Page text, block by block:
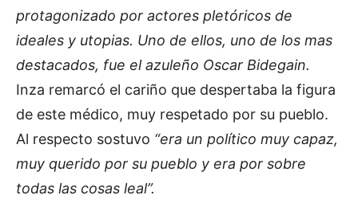
protagonizado por actores pletóricos de
ideales y utopias. Uno de ellos, uno de los mas
destacados, fue el azuleño Oscar Bidegain.
Inza remarcó el cariño que despertaba la figura
de este médico, muy respetado por su pueblo.
Al respecto sostuvo “era un político muy capaz,
muy querido por su pueblo y era por sobre
todas las cosas leal”.